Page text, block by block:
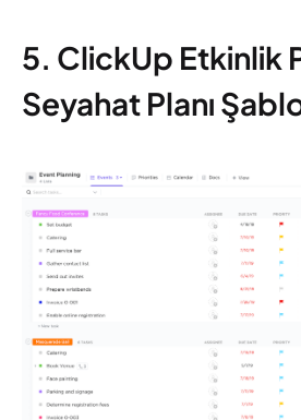
5. ClickUp Etkinlik
Seyahat Planı